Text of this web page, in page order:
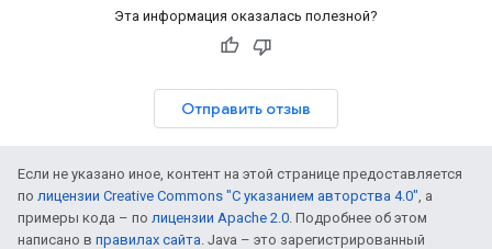
Эта информация оказалась полезной?
Отправить отзыв
Если не указано иное, контент на этой странице предоставляется
по лицензии Creative Commons "С указанием авторства 4.0" , а
примеры кода – по лицензии Apache 2.0 . Подробнее об этом
написано в правилах сайта . Java – это зарегистрированный